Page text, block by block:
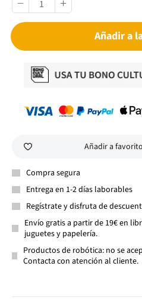
Añadir a
Añadir a
Compra segura
Entrega en 1-2 días laborables
Regístrate y disfruta de
Envío gratis a partir de 19€ en
juguetes y papelería.
Productos de robótica: no se
Contacta con atención al cliente.